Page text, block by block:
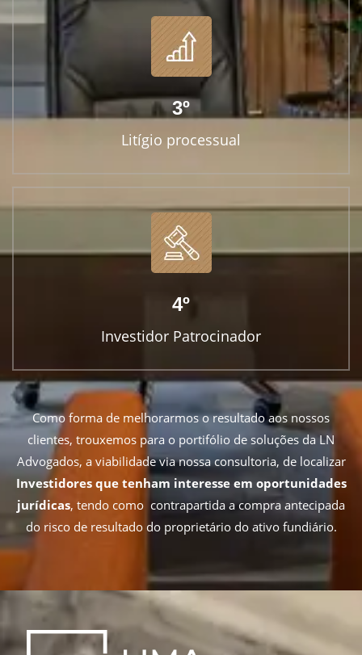
3º
Litígio processual
4º
Investidor Patrocinador
Como forma de melhorarmos o resultado aos nossos
clientes, trouxemos para o portifólio de soluções da LN
Advogados, a viabilidade via nossa consultoria, de localizar
Investidores que tenham interesse em oportunidades
jurídicas, tendo como contrapartida a compra antecipada
do risco de resultado do proprietário do ativo fundiário.